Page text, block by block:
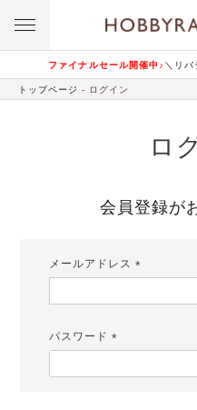
ファイナルセール開催中♪ ＼リバ
トップページ ログイン
ロ
会員登録が
メールアドレス
パスワード